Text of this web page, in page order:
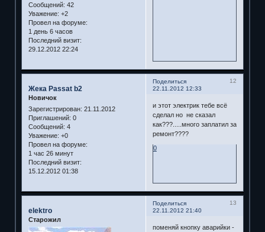
Сообщений: 42
Уважение: +2
Провел на форуме:
1 день 6 часов
Последний визит:
29.12.2012 22:24
Поделиться
12
22.11.2012 12:33
Жека Passat b2
Новичок
Зарегистрирован: 21.11.2012
Приглашений: 0
Сообщений: 4
Уважение: +0
Провел на форуме:
1 час 26 минут
Последний визит:
15.12.2012 01:38
и этот электрик тебе всё
сделал но не сказал
как???.....много заплатил за
ремонт????
0
Поделиться
13
22.11.2012 21:40
elektro
Старожил
поменяй кнопку аварийки -